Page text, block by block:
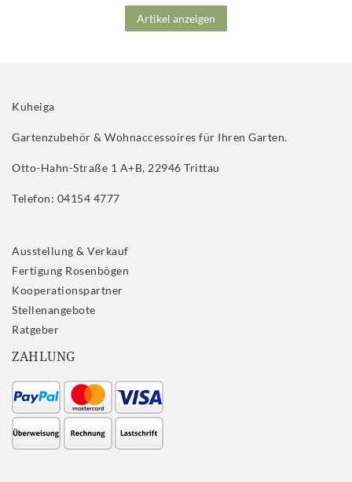
Artikel anzeigen
Kuheiga
Gartenzubehör & Wohnaccessoires für Ihren Garten.
Otto-Hahn-Straße 1 A+B, 22946 Trittau
Telefon: 04154 4777
Ausstellung & Verkauf
Fertigung Rosenbögen
Kooperationspartner
Stellenangebote
Ratgeber
ZAHLUNG